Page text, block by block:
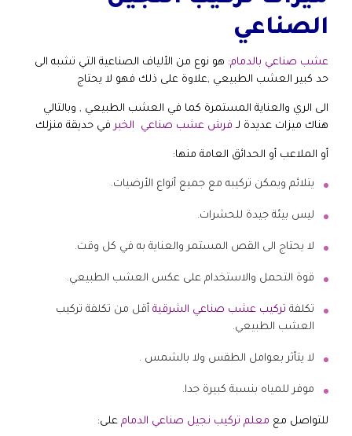
الصناعي
عشب صناعي بالدمام: هو نوع من الألياف الصناعية التي تشبه الى
حد كبير العشب الطبيعي ,علاوة على ذلك فهو لا يحتاج
الى الري والعناية المستمرة كما في العشب الطبيعي , وبالتالي
هناك ميزات عديدة لـ فرش عشب صناعي الخبر في حديقة منزلك
أو الملاعب أو الحدائق العامة منها:
يتلائم ويمكن تركيبه مع جميع أنواع الأرضيات.
ليس بيئة جيدة للحشرات.
لا يحتاج الى القص المستمر والعناية به في كل وقت.
قوة التحمل والاستخدام على عكس العشب الطبيعي.
تكلفة تركيب عشب صناعي الشرقية أقل من تكلفة تركيب
العشب الطبيعي.
لا يتأثر بعوامل الطقس ولا بالشمس .
موفر للمياه بنسبة كبيرة جدا.
للتواصل مع معلم تركيب نجيل صناعي الدمام على: